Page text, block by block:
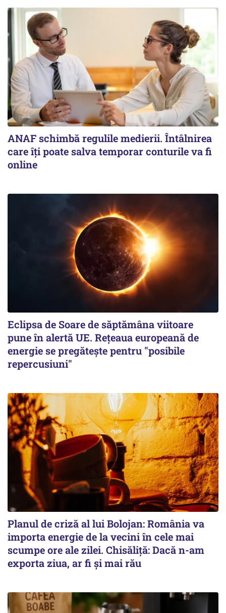
ANAF schimbă regulile medierii. Întâlnirea
care îți poate salva temporar conturile va fi
online
Eclipsa de Soare de săptămâna viitoare
pune în alertă UE. Rețeaua europeană de
energie se pregătește pentru "posibile
repercusiuni"
Planul de criză al lui Bolojan: România va
importa energie de la vecini în cele mai
scumpe ore ale zilei. Chisăliță: Dacă n-am
exporta ziua, ar fi și mai rău